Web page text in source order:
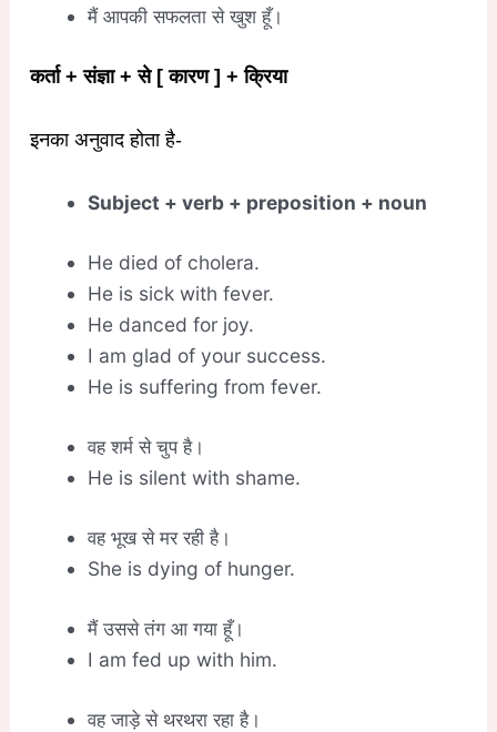
मैं आपकी सफलता से खुश हूँ।
कर्ता + संज्ञा + से [ कारण ] + क्रिया
इनका अनुवाद होता है-
Subject + verb + preposition + noun
He died of cholera.
He is sick with fever.
He danced for joy.
I am glad of your success.
He is suffering from fever.
वह शर्म से चुप है।
He is silent with shame.
वह भूख से मर रही है।
She is dying of hunger.
मैं उससे तंग आ गया हूँ।
I am fed up with him.
वह जाड़े से थरथरा रहा है।